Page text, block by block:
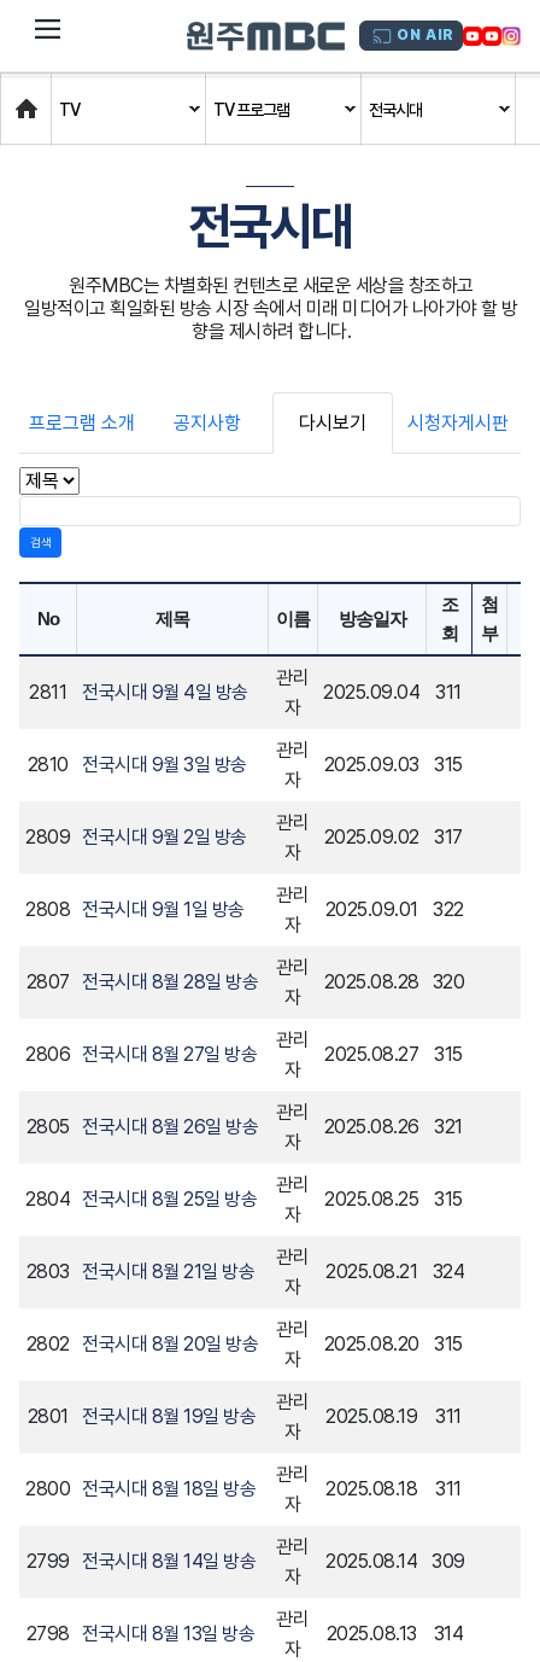
dehaze ON AIR
Home
TV TV 프로그램 전국시대
전국시대
원주MBC는 차별화된 컨텐츠로 새로운 세상을 창조하고
일방적이고 획일화된 방송 시장 속에서 미래 미디어가 나아가야 할 방
향을 제시하려 합니다.
프로그램 소개 공지사항 다시보기 시청자게시판
검색
No 제목 이름 방송일자
조
회
첨
부
2811 전국시대 9월 4일 방송
관리
자
2025.09.04 311
2810 전국시대 9월 3일 방송
관리
자
2025.09.03 315
2809 전국시대 9월 2일 방송
관리
자
2025.09.02 317
2808 전국시대 9월 1일 방송
관리
자
2025.09.01 322
2807 전국시대 8월 28일 방송
관리
자
2025.08.28 320
2806 전국시대 8월 27일 방송
관리
자
2025.08.27 315
2805 전국시대 8월 26일 방송
관리
자
2025.08.26 321
2804 전국시대 8월 25일 방송
관리
자
2025.08.25 315
2803 전국시대 8월 21일 방송
관리
자
2025.08.21 324
2802 전국시대 8월 20일 방송
관리
자
2025.08.20 315
2801 전국시대 8월 19일 방송
관리
자
2025.08.19 311
2800 전국시대 8월 18일 방송
관리
자
2025.08.18 311
2799 전국시대 8월 14일 방송
관리
자
2025.08.14 309
2798 전국시대 8월 13일 방송
관리
자
2025.08.13 314